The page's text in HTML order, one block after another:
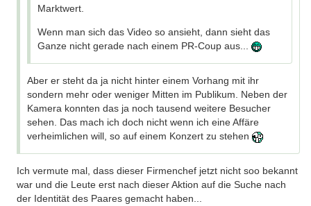
Marktwert.
Wenn man sich das Video so ansieht, dann sieht das
Ganze nicht gerade nach einem PR-Coup aus...
Aber er steht da ja nicht hinter einem Vorhang mit ihr
sondern mehr oder weniger Mitten im Publikum. Neben der
Kamera konnten das ja noch tausend weitere Besucher
sehen. Das mach ich doch nicht wenn ich eine Affäre
verheimlichen will, so auf einem Konzert zu stehen
Ich vermute mal, dass dieser Firmenchef jetzt nicht soo bekannt
war und die Leute erst nach dieser Aktion auf die Suche nach
der Identität des Paares gemacht haben...